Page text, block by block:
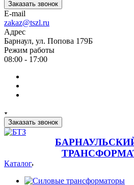
Заказать звонок
E-mail
zakaz@tszl.ru
Адрес
Барнаул, ул. Попова 179Б
Режим работы
08:00 - 17:00
Заказать звонок
Каталог